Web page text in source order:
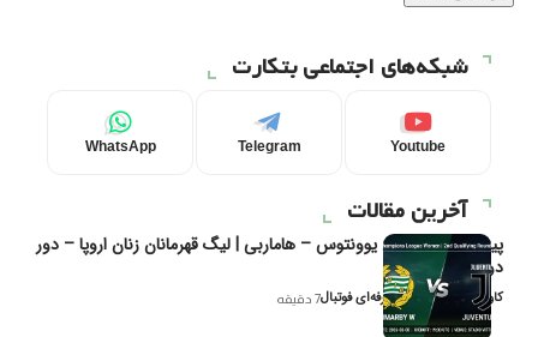
شبکه‌های اجتماعی بتکارت
Youtube
Telegram
WhatsApp
آخرین مقالات
پیش‌بینی و تحلیل یوونتوس – هاماربی | لیگ قهرمانان زنان اروپا – دور
دوم مرحله
کاوه نیک‌فر، تحلیل‌گر حرفه‌ای فوتبال7 دقیقه